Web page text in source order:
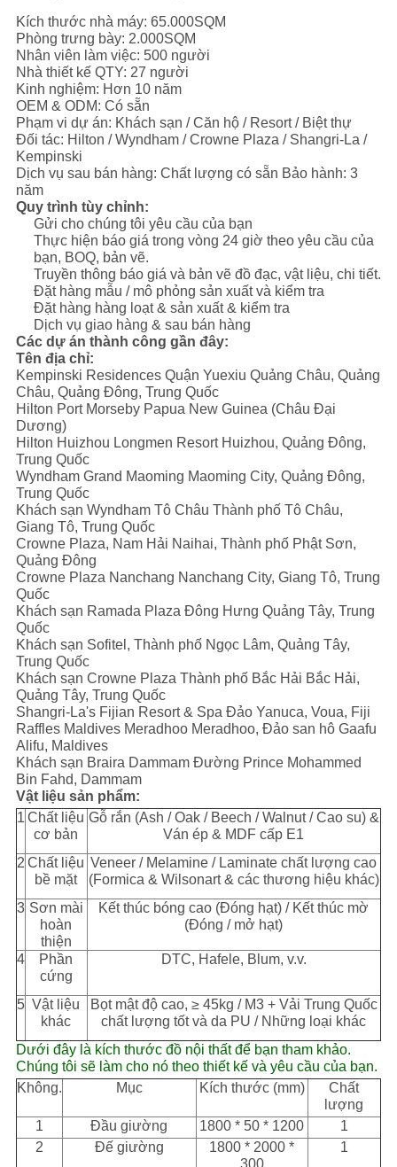
Kích thước nhà máy: 65.000SQM
Phòng trưng bày: 2.000SQM
Nhân viên làm việc: 500 người
Nhà thiết kế QTY: 27 người
Kinh nghiệm: Hơn 10 năm
OEM & ODM: Có sẵn
Phạm vi dự án: Khách sạn / Căn hộ / Resort / Biệt thự
Đối tác: Hilton / Wyndham / Crowne Plaza / Shangri-La /
Kempinski
Dịch vụ sau bán hàng: Chất lượng có sẵn Bảo hành: 3
năm
Quy trình tùy chỉnh:
Gửi cho chúng tôi yêu cầu của bạn
Thực hiện báo giá trong vòng 24 giờ theo yêu cầu của
bạn, BOQ, bản vẽ.
Truyền thông báo giá và bản vẽ đồ đạc, vật liệu, chi tiết.
Đặt hàng mẫu / mô phỏng sản xuất và kiểm tra
Đặt hàng hàng loạt & sản xuất & kiểm tra
Dịch vụ giao hàng & sau bán hàng
Các dự án thành công gần đây:
Tên địa chỉ:
Kempinski Residences Quận Yuexiu Quảng Châu, Quảng
Châu, Quảng Đông, Trung Quốc
Hilton Port Morseby Papua New Guinea (Châu Đại
Dương)
Hilton Huizhou Longmen Resort Huizhou, Quảng Đông,
Trung Quốc
Wyndham Grand Maoming Maoming City, Quảng Đông,
Trung Quốc
Khách sạn Wyndham Tô Châu Thành phố Tô Châu,
Giang Tô, Trung Quốc
Crowne Plaza, Nam Hải Naihai, Thành phố Phật Sơn,
Quảng Đông
Crowne Plaza Nanchang Nanchang City, Giang Tô, Trung
Quốc
Khách sạn Ramada Plaza Đông Hưng Quảng Tây, Trung
Quốc
Khách sạn Sofitel, Thành phố Ngọc Lâm, Quảng Tây,
Trung Quốc
Khách sạn Crowne Plaza Thành phố Bắc Hải Bắc Hải,
Quảng Tây, Trung Quốc
Shangri-La's Fijian Resort & Spa Đảo Yanuca, Voua, Fiji
Raffles Maldives Meradhoo Meradhoo, Đảo san hô Gaafu
Alifu, Maldives
Khách sạn Braira Dammam Đường Prince Mohammed
Bin Fahd, Dammam
Vật liệu sản phẩm:
1 Chất liệu
cơ bản
Gỗ rắn (Ash / Oak / Beech / Walnut / Cao su) &
Ván ép & MDF cấp E1
2 Chất liệu
bề mặt
Veneer / Melamine / Laminate chất lượng cao
(Formica & Wilsonart & các thương hiệu khác)
3 Sơn mài
hoàn
thiện
Kết thúc bóng cao (Đóng hạt) / Kết thúc mờ
(Đóng / mở hạt)
4
Phần
cứng
DTC, Hafele, Blum, v.v.
5 Vật liệu
khác
Bọt mật độ cao, ≥ 45kg / M3 + Vải Trung Quốc
chất lượng tốt và da PU / Những loại khác
Dưới đây là kích thước đồ nội thất để bạn tham khảo.
Chúng tôi sẽ làm cho nó theo thiết kế và yêu cầu của bạn.
Không.
Mục Kích thước (mm)
Chất
lượng
1
Đầu giường 1800 * 50 * 1200
1
2
Đế giường
1800 * 2000 *
1